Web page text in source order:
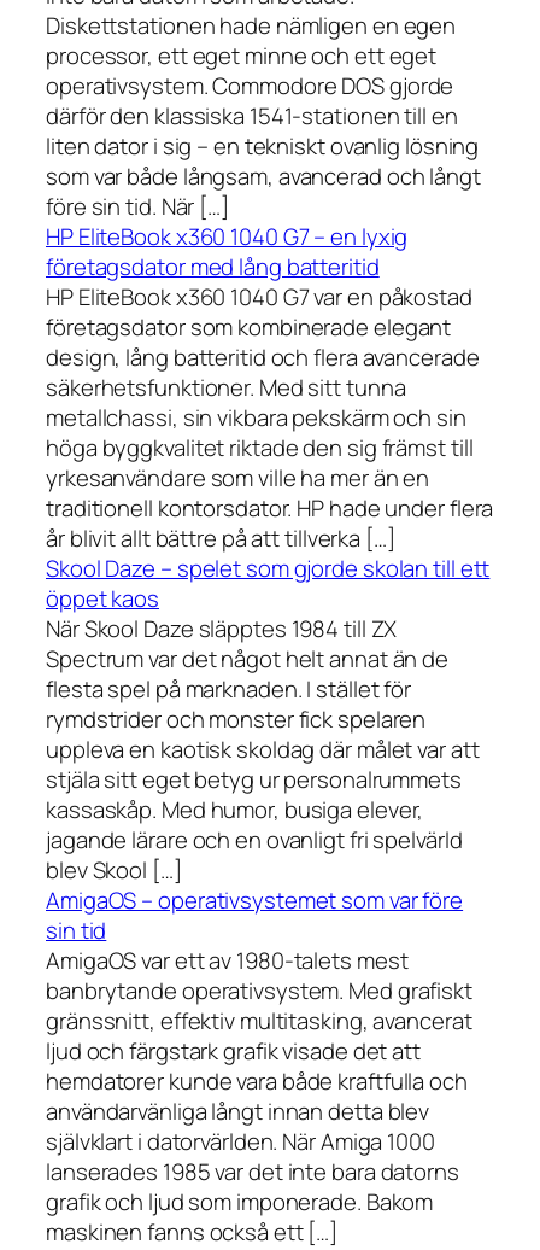
Diskettstationen hade nämligen en egen
processor, ett eget minne och ett eget
operativsystem. Commodore DOS gjorde
därför den klassiska 1541-stationen till en
liten dator i sig – en tekniskt ovanlig lösning
som var både långsam, avancerad och långt
före sin tid. När […]
HP EliteBook x360 1040 G7 – en lyxig
företagsdator med lång batteritid
HP EliteBook x360 1040 G7 var en påkostad
företagsdator som kombinerade elegant
design, lång batteritid och flera avancerade
säkerhetsfunktioner. Med sitt tunna
metallchassi, sin vikbara pekskärm och sin
höga byggkvalitet riktade den sig främst till
yrkesanvändare som ville ha mer än en
traditionell kontorsdator. HP hade under flera
år blivit allt bättre på att tillverka […]
Skool Daze – spelet som gjorde skolan till ett
öppet kaos
När Skool Daze släpptes 1984 till ZX
Spectrum var det något helt annat än de
flesta spel på marknaden. I stället för
rymdstrider och monster fick spelaren
uppleva en kaotisk skoldag där målet var att
stjäla sitt eget betyg ur personalrummets
kassaskåp. Med humor, busiga elever,
jagande lärare och en ovanligt fri spelvärld
blev Skool […]
AmigaOS – operativsystemet som var före
sin tid
AmigaOS var ett av 1980-talets mest
banbrytande operativsystem. Med grafiskt
gränssnitt, effektiv multitasking, avancerat
ljud och färgstark grafik visade det att
hemdatorer kunde vara både kraftfulla och
användarvänliga långt innan detta blev
självklart i datorvärlden. När Amiga 1000
lanserades 1985 var det inte bara datorns
grafik och ljud som imponerade. Bakom
maskinen fanns också ett […]